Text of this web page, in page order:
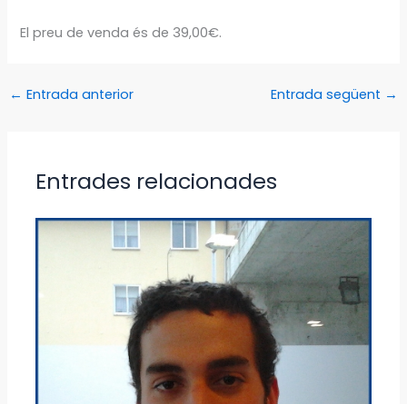
El preu de venda és de 39,00€.
← Entrada anterior Entrada següent →
Entrades relacionades